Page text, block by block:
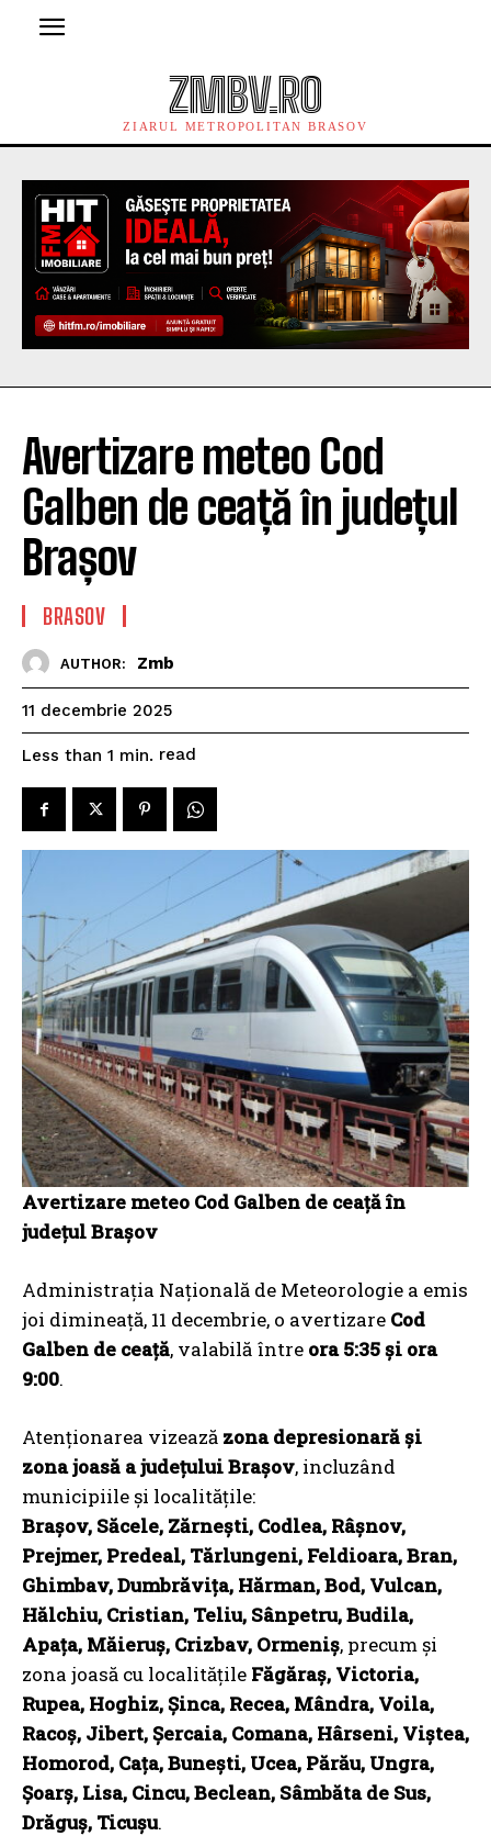
ZMBV.RO
ZIARUL METROPOLITAN BRASOV
Avertizare meteo Cod
Galben de ceață în județul
Brașov
BRASOV
AUTHOR: Zmb
11 decembrie 2025
Less than 1 min. read
Avertizare meteo Cod Galben de ceață în
județul Brașov
Administrația Națională de Meteorologie a emis
joi dimineață, 11 decembrie, o avertizare Cod
Galben de ceață, valabilă între ora 5:35 și ora
9:00.
Atenționarea vizează zona depresionară și
zona joasă a județului Brașov, incluzând
municipiile și localitățile:
Brașov, Săcele, Zărnești, Codlea, Râșnov,
Prejmer, Predeal, Tărlungeni, Feldioara, Bran,
Ghimbav, Dumbrăvița, Hărman, Bod, Vulcan,
Hălchiu, Cristian, Teliu, Sânpetru, Budila,
Apața, Măieruș, Crizbav, Ormeniș, precum și
zona joasă cu localitățile Făgăraș, Victoria,
Rupea, Hoghiz, Șinca, Recea, Mândra, Voila,
Racoș, Jibert, Șercaia, Comana, Hârseni, Viștea,
Homorod, Cața, Bunești, Ucea, Părău, Ungra,
Șoarș, Lisa, Cincu, Beclean, Sâmbăta de Sus,
Drăguș, Ticușu.